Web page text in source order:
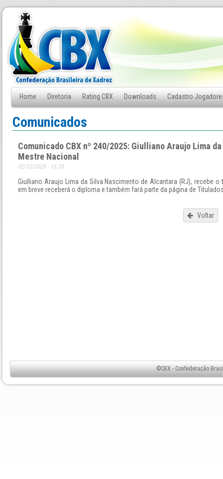
Home Diretoria Rating CBX Downloads Cadastro
Fale Conosco
Comunicados
Comunicado CBX nº 240/2025: Giulliano Araujo Lima
Mestre Nacional
02/12/2025 - 16:20
Giulliano Araujo Lima da Silva Nascimento de Alcantara (RJ), recebe
em breve receberá o diploma e também fará parte da página de
Voltar
©CBX - Confederação